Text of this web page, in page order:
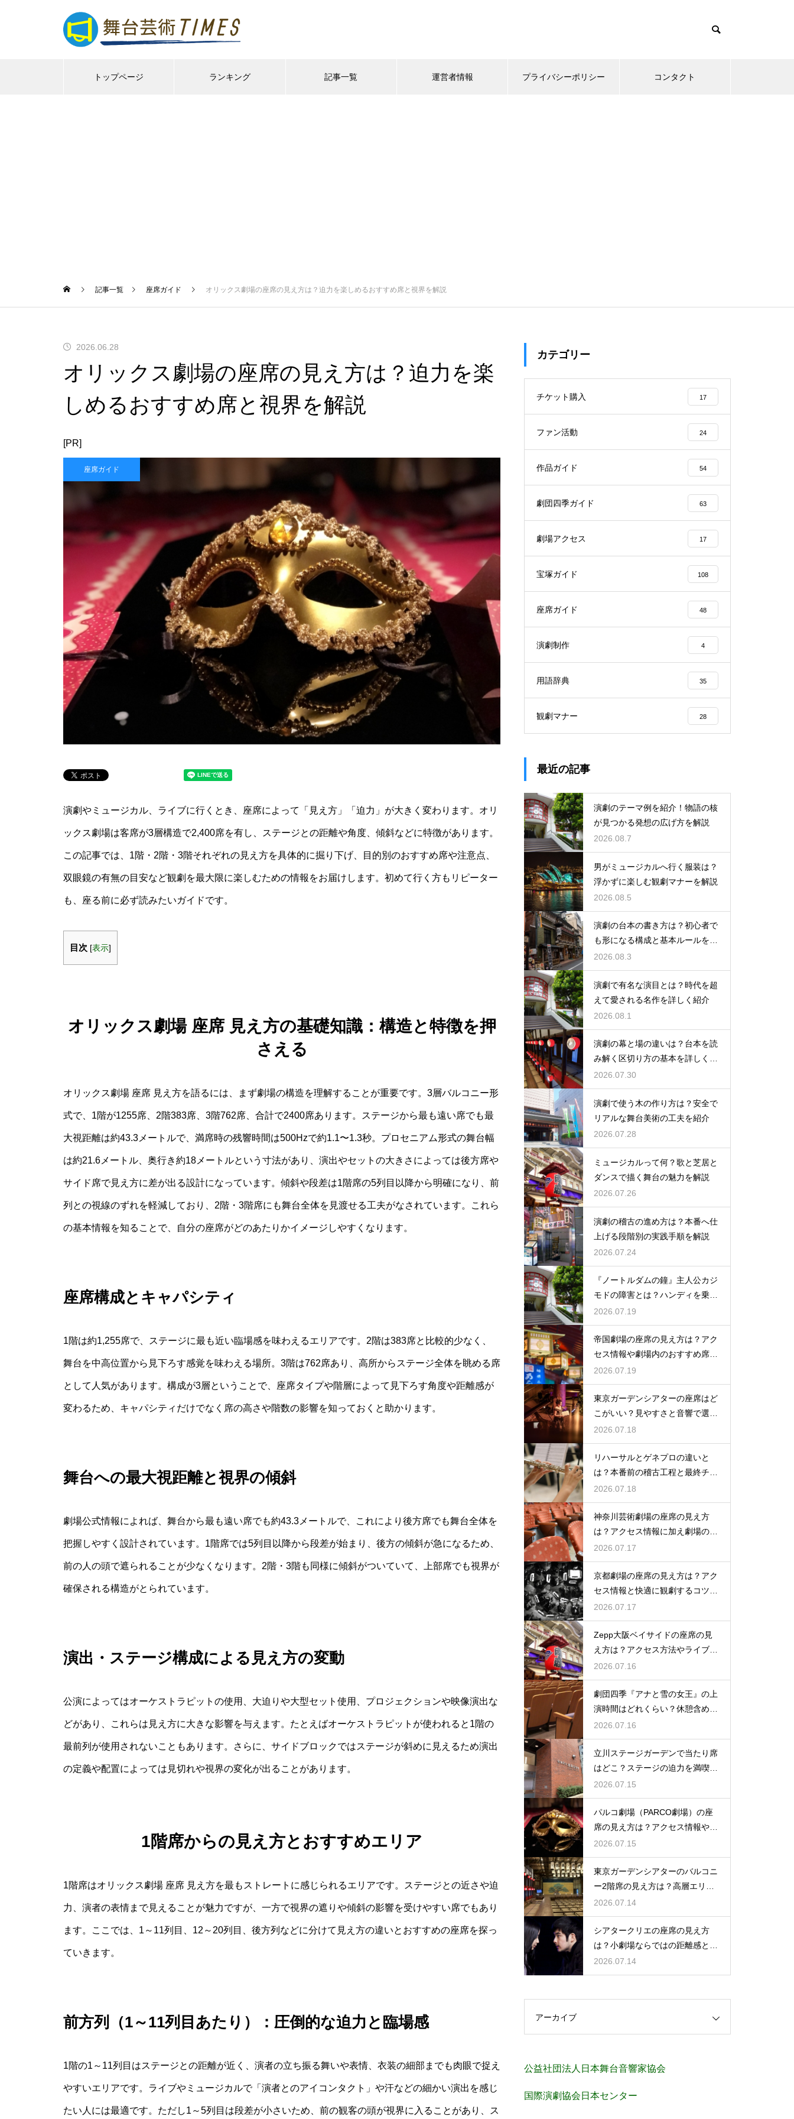
トップページ ランキング 記事一覧 運営者情報 プライバシーポリシー コンタクト
記事一覧 座席ガイド オリックス劇場の座席の見え方は？迫力を楽しめるおすすめ席と視界を解説
2026.06.28
オリックス劇場の座席の見え方は？迫力を楽
しめるおすすめ席と視界を解説
[PR]
座席ガイド
演劇やミュージカル、ライブに行くとき、座席によって「見え方」「迫力」が大きく変わります。オリ
ックス劇場は客席が3層構造で2,400席を有し、ステージとの距離や角度、傾斜などに特徴があります。
この記事では、1階・2階・3階それぞれの見え方を具体的に掘り下げ、目的別のおすすめ席や注意点、
双眼鏡の有無の目安など観劇を最大限に楽しむための情報をお届けします。初めて行く方もリピーター
も、座る前に必ず読みたいガイドです。
目次 [表示]
オリックス劇場 座席 見え方の基礎知識：構造と特徴を押
さえる
オリックス劇場 座席 見え方を語るには、まず劇場の構造を理解することが重要です。3層バルコニー形
式で、1階が1255席、2階383席、3階762席、合計で2400席あります。ステージから最も遠い席でも最
大視距離は約43.3メートルで、満席時の残響時間は500Hzで約1.1〜1.3秒。プロセニアム形式の舞台幅
は約21.6メートル、奥行き約18メートルという寸法があり、演出やセットの大きさによっては後方席や
サイド席で見え方に差が出る設計になっています。傾斜や段差は1階席の5列目以降から明確になり、前
列との視線のずれを軽減しており、2階・3階席にも舞台全体を見渡せる工夫がなされています。これら
の基本情報を知ることで、自分の座席がどのあたりかイメージしやすくなります。
座席構成とキャパシティ
1階は約1,255席で、ステージに最も近い臨場感を味わえるエリアです。2階は383席と比較的少なく、
舞台を中高位置から見下ろす感覚を味わえる場所。3階は762席あり、高所からステージ全体を眺める席
として人気があります。構成が3層ということで、座席タイプや階層によって見下ろす角度や距離感が
変わるため、キャパシティだけでなく席の高さや階数の影響を知っておくと助かります。
舞台への最大視距離と視界の傾斜
劇場公式情報によれば、舞台から最も遠い席でも約43.3メートルで、これにより後方席でも舞台全体を
把握しやすく設計されています。1階席では5列目以降から段差が始まり、後方の傾斜が急になるため、
前の人の頭で遮られることが少なくなります。2階・3階も同様に傾斜がついていて、上部席でも視界が
確保される構造がとられています。
演出・ステージ構成による見え方の変動
公演によってはオーケストラピットの使用、大迫りや大型セット使用、プロジェクションや映像演出な
どがあり、これらは見え方に大きな影響を与えます。たとえばオーケストラピットが使われると1階の
最前列が使用されないこともあります。さらに、サイドブロックではステージが斜めに見えるため演出
の定義や配置によっては見切れや視界の変化が出ることがあります。
1階席からの見え方とおすすめエリア
1階席はオリックス劇場 座席 見え方を最もストレートに感じられるエリアです。ステージとの近さや迫
力、演者の表情まで見えることが魅力ですが、一方で視界の遮りや傾斜の影響を受けやすい席でもあり
ます。ここでは、1～11列目、12～20列目、後方列などに分けて見え方の違いとおすすめの座席を探っ
ていきます。
前方列（1～11列目あたり）：圧倒的な迫力と臨場感
1階の1～11列目はステージとの距離が近く、演者の立ち振る舞いや表情、衣装の細部までも肉眼で捉え
やすいエリアです。ライブやミュージカルで「演者とのアイコンタクト」や汗などの細かい演出を感じ
たい人には最適です。ただし1～5列目は段差が小さいため、前の観客の頭が視界に入ることがあり、ス
カテゴリー
チケット購入 17
ファン活動 24
作品ガイド 54
劇団四季ガイド 63
劇場アクセス 17
宝塚ガイド 108
座席ガイド 48
演劇制作 4
用語辞典 35
観劇マナー 28
最近の記事
演劇のテーマ例を紹介！物語の核
が見つかる発想の広げ方を解説
2026.08.7
男がミュージカルへ行く服装は？
浮かずに楽しむ観劇マナーを解説
2026.08.5
演劇の台本の書き方は？初心者で
も形になる構成と基本ルールを解
説
2026.08.3
演劇で有名な演目とは？時代を超
えて愛される名作を詳しく紹介
2026.08.1
演劇の幕と場の違いは？台本を読
み解く区切り方の基本を詳しく解
説
2026.07.30
演劇で使う木の作り方は？安全で
リアルな舞台美術の工夫を紹介
2026.07.28
ミュージカルって何？歌と芝居と
ダンスで描く舞台の魅力を解説
2026.07.26
演劇の稽古の進め方は？本番へ仕
上げる段階別の実践手順を解説
2026.07.24
『ノートルダムの鐘』主人公カジ
モドの障害とは？ハンディを乗り
越える姿に感動
2026.07.19
帝国劇場の座席の見え方は？アク
セス情報や劇場内のおすすめ席を
徹底ガイド
2026.07.19
東京ガーデンシアターの座席はど
こがいい？見やすさと音響で選ぶ
おすすめのポジション
2026.07.18
リハーサルとゲネプロの違いと
は？本番前の稽古工程と最終チェ
ックの意味を解説
2026.07.18
神奈川芸術劇場の座席の見え方
は？アクセス情報に加え劇場の魅
力を徹底解説
2026.07.17
京都劇場の座席の見え方は？アク
セス情報と快適に観劇するコツを
事前にチェック
2026.07.17
Zepp大阪ベイサイドの座席の見
え方は？アクセス方法やライブを
楽しむポイントを紹介
2026.07.16
劇団四季『アナと雪の女王』の上
演時間はどれくらい？休憩含めた
公演の長さを解説
2026.07.16
立川ステージガーデンで当たり席
はどこ？ステージの迫力を満喫で
きるベストポジションを紹介
2026.07.15
パルコ劇場（PARCO劇場）の座
席の見え方は？アクセス情報や劇
場の特徴も徹底紹介
2026.07.15
東京ガーデンシアターのバルコニ
ー2階席の見え方は？高層エリア
からの視界と音響をチェック
2026.07.14
シアタークリエの座席の見え方
は？小劇場ならではの距離感と見
やすさを解説
2026.07.14
アーカイブ
公益社団法人日本舞台音響家協会
国際演劇協会日本センター